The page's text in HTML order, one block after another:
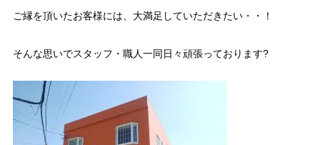
ご縁を頂いたお客様には、大満足していただきたい・・！
そんな思いでスタッフ・職人一同日々頑張っております?